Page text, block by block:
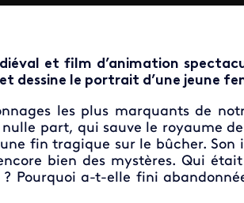
et film d’animation
dessine le portrait d’une jeune
les plus marquants de
part, qui sauve le royaume
fin tragique sur le bûcher. Son
bien des mystères. Qui
? Pourquoi a-t-elle fini